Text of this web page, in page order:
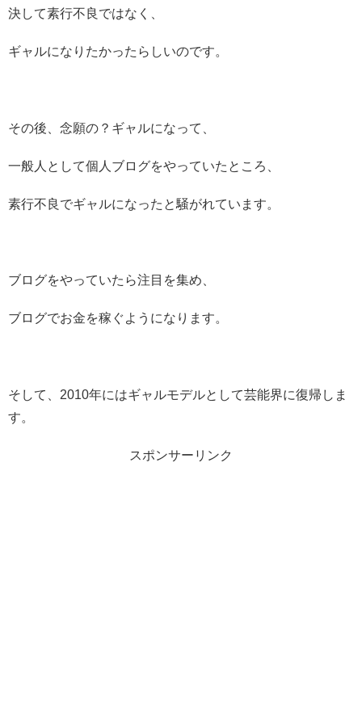
決して素行不良ではなく、
ギャルになりたかったらしいのです。
その後、念願の？ギャルになって、
一般人として個人ブログをやっていたところ、
素行不良でギャルになったと騒がれています。
ブログをやっていたら注目を集め、
ブログでお金を稼ぐようになります。
そして、2010年にはギャルモデルとして芸能界に復帰しま
す。
スポンサーリンク